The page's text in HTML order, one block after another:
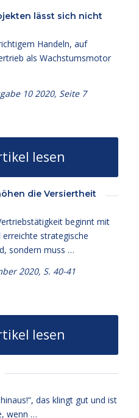
lässt sich nicht
Handeln, auf
als Wachstumsmotor
10 2020, Seite 7
lesen
die Versiertheit
beginnt mit
strategische
sondern muss …
2020, S. 40-41
lesen
das klingt gut und ist
wenn …